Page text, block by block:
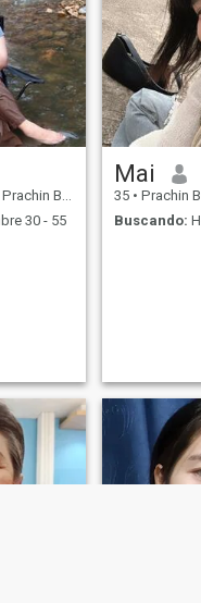
Buri, Tailandia
30 - 55
Mai
35 • Prachin Buri,
Buscando: